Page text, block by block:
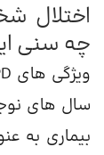
چه سنی
بیماری به